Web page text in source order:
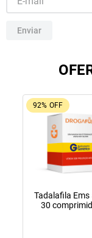
Enviar
92% OFF
Tadalafila Ems
30
10º lola